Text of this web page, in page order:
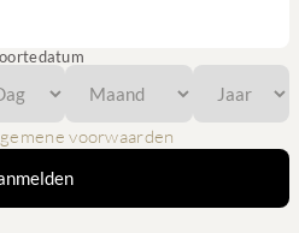
voorwaarden